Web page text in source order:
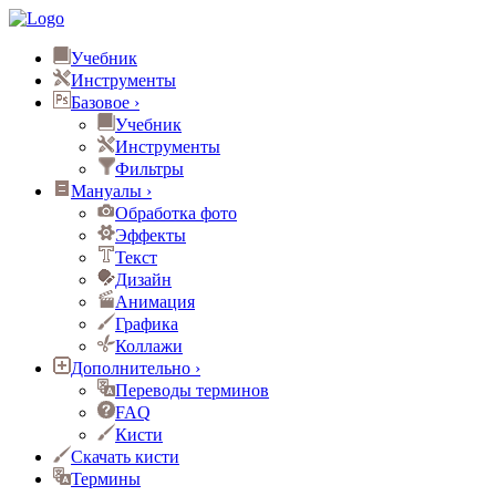
Учебник
Инструменты
Базовое ›
Учебник
Инструменты
Фильтры
Мануалы ›
Обработка фото
Эффекты
Текст
Дизайн
Анимация
Графика
Коллажи
Дополнительно ›
Переводы терминов
FAQ
Кисти
Скачать кисти
Термины